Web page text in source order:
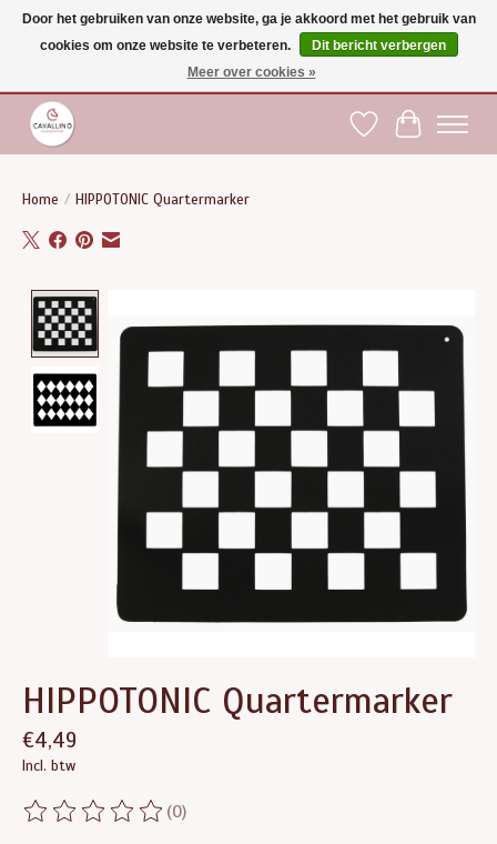
Gratis verzending vanaf €75 binnen BE - vanaf €100 naar EU | Voor 17:00 besteld is
dezelfde dag verzonden | Klantendienst: +32 (0)51 21 27 00 |
Verlanglijst
Home / HIPPOTONIC Quartermarker
HIPPOTONIC Quartermarker
€4,49
Incl. btw
De beoordeling van dit product is
(0)
Door het gebruiken van onze website, ga je akkoord met het gebruik van
cookies om onze website te verbeteren.
Dit bericht verbergen
Meer over cookies »